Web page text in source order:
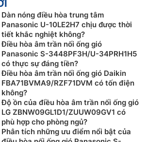
Dàn nóng điều hòa trung tâm
Panasonic U-10LE2H7 chịu được thời
tiết khắc nghiệt không?
Điều hòa âm trần nối ống gió
Panasonic S-3448PF3H/U-34PRH1H5
có thực sự đáng tiền?
Điều hòa âm trần nối ống gió Daikin
FBA71BVMA9/RZF71DVM có tốn điện
không?
Độ ồn của điều hòa âm trần nối ống gió
LG ZBNW09GL1D1/ZUUW09GV1 có
phù hợp cho phòng ngủ?
Phân tích những ưu điểm nổi bật của